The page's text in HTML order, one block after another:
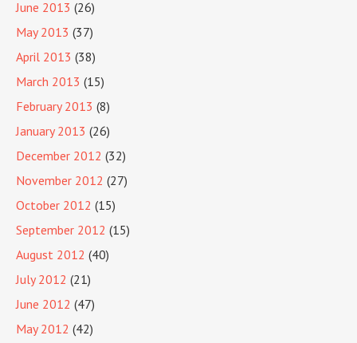
June 2013 (26)
May 2013 (37)
April 2013 (38)
March 2013 (15)
February 2013 (8)
January 2013 (26)
December 2012 (32)
November 2012 (27)
October 2012 (15)
September 2012 (15)
August 2012 (40)
July 2012 (21)
June 2012 (47)
May 2012 (42)